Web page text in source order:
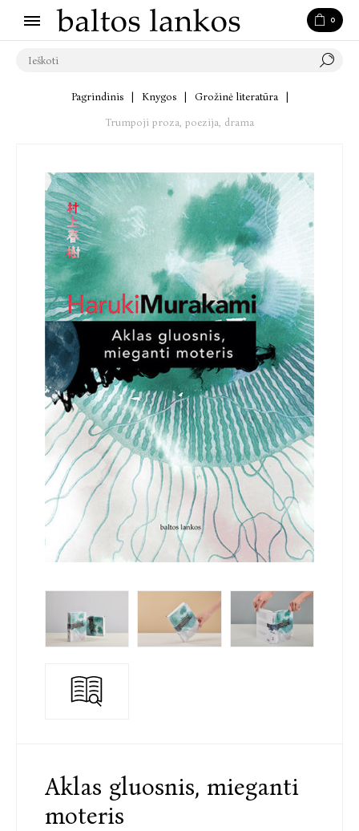
0
Pagrindinis Knygos Grožinė literatūra
Trumpoji proza, poezija, drama
Aklas gluosnis, mieganti
moteris